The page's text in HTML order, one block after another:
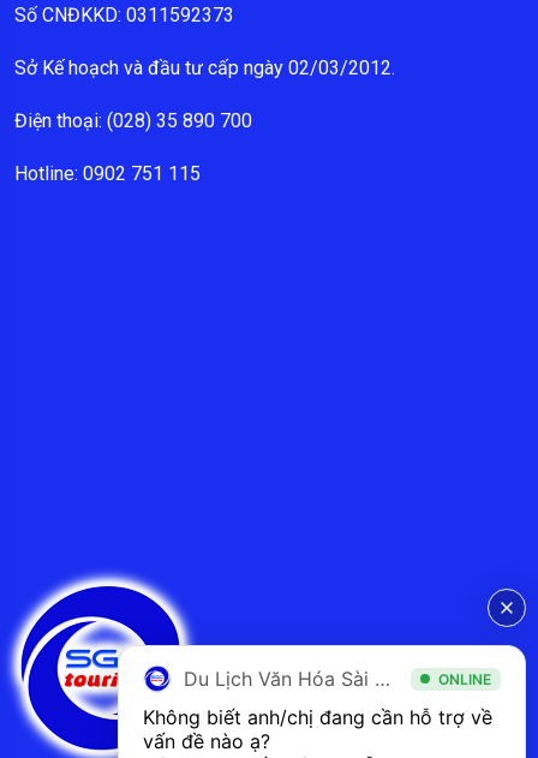
Số CNĐKKD: 0311592373
Sở Kế hoạch và đầu tư cấp ngày 02/03/2012.
Điện thoại: (028) 35 890 700
Hotline: 0902 751 115
Du Lịch Văn Hóa Sài Gòn ONLINE
Không biết anh/chị đang cần hỗ trợ về
vấn đề nào ạ?